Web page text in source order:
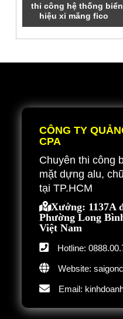
thi công hệ thống biển
hiệu xi măng fico
CÔNG TY
CPA
Chuyên thi công
mặt dựng alu,
tại TP.HCM
Xưởng: 1137A
Phường Long
Việt Nam
Hotline:
Website:
Email: